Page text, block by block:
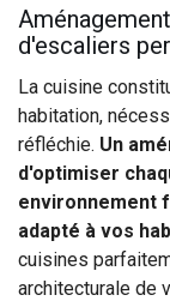
d'escaliers
La cuisine
habitation,
réfléchie. Un
d'optimiser
environnement
adapté à vos
cuisines
architecturale de